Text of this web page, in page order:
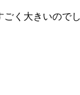
く大きいので